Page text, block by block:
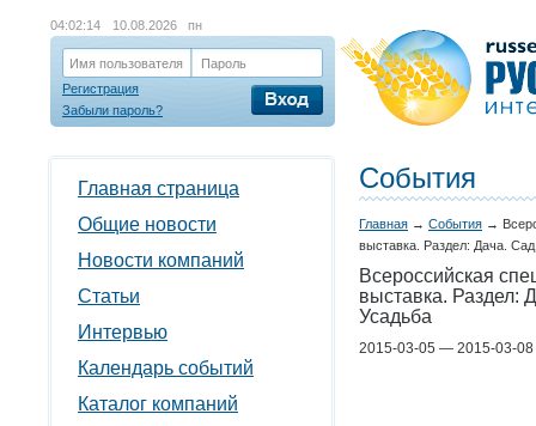
04:02:14 10.08.2026 пн
Имя пользователя
Пароль
Регистрация
Забыли пароль?
События
Главная → События →
выставка. Раздел: Дача.
Всероссийская
выставка. Раздел:
Усадьба
2015-03-05 — 2015-03-08
Главная страница
Общие новости
Новости компаний
Статьи
Интервью
Календарь событий
Каталог компаний